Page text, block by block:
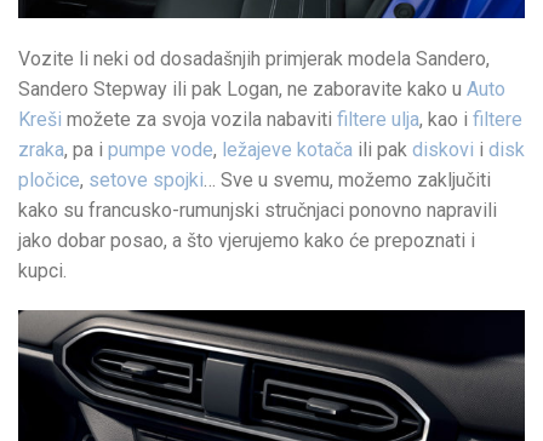
Vozite li neki od dosadašnjih primjerak modela Sandero,
Sandero Stepway ili pak Logan, ne zaboravite kako u Auto
Kreši možete za svoja vozila nabaviti filtere ulja, kao i filtere
zraka, pa i pumpe vode, ležajeve kotača ili pak diskovi i disk
pločice, setove spojki … Sve u svemu, možemo zaključiti
kako su francusko-rumunjski stručnjaci ponovno napravili
jako dobar posao, a što vjerujemo kako će prepoznati i
kupci.